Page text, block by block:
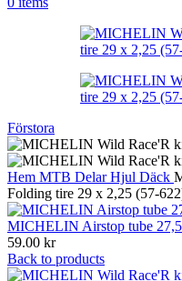
Förstora
Hem MTB DelarHjul Däck
Folding tire 29 x 2,25 (57-
MICHELIN Airstop tube
59.00 kr
Back to products